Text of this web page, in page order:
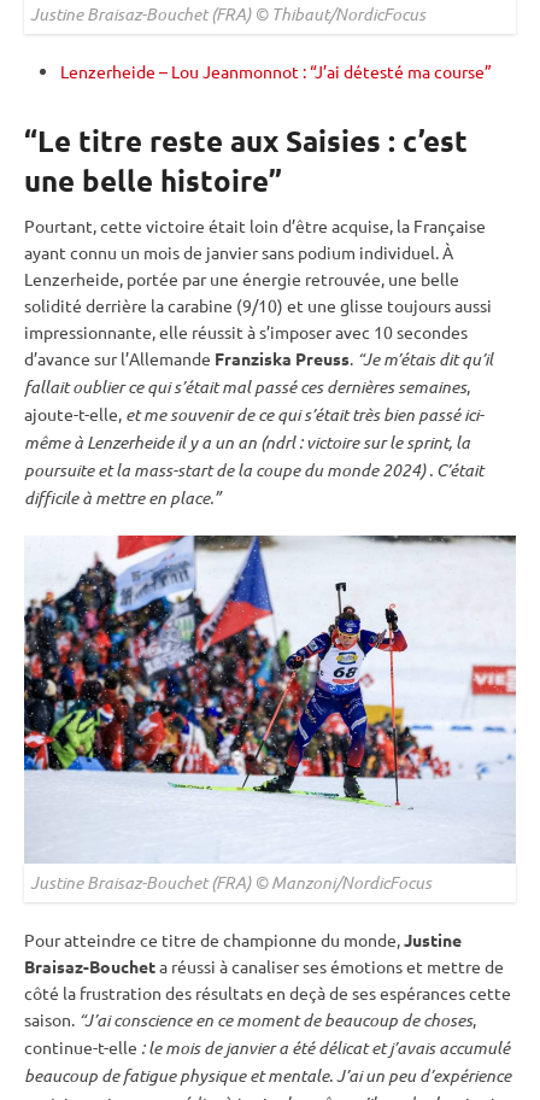
Justine Braisaz-Bouchet (FRA) © Thibaut/NordicFocus
Lenzerheide – Lou Jeanmonnot : “J’ai détesté ma course”
“Le titre reste aux Saisies : c’est
une belle histoire”
Pourtant, cette victoire était loin d’être acquise, la Française
ayant connu un mois de janvier sans podium individuel. À
Lenzerheide, portée par une énergie retrouvée, une belle
solidité derrière lacarabine (9/10) et une glisse toujours aussi
impressionnante, elle réussit à s’imposer avec 10 secondes
d’avance sur l’Allemande Franziska Preuss. “Je m’étais dit qu’il
fallait oublier ce qui s’était mal passé ces dernières semaines,
ajoute-t-elle, et me souvenir de ce qui s’était très bien passé ici-
même à Lenzerheide il y a un an (ndrl : victoire sur le sprint, la
poursuiteet la mass-start de la coupe du monde2024) . C’était
difficile à mettre en place.”
Justine Braisaz-Bouchet (FRA) © Manzoni/NordicFocus
Pour atteindre ce titre de championne du monde,Justine
Braisaz-Boucheta réussi à canaliser ses émotions et mettre de
côté la frustration des résultats en deçà de ses espérances cette
saison. “J’ai conscience en ce moment de beaucoup de choses,
continue-t-elle : le mois de janvier a été délicat et j’avais accumulé
beaucoup de fatigue physique et mentale. J’ai un peu d’expérience